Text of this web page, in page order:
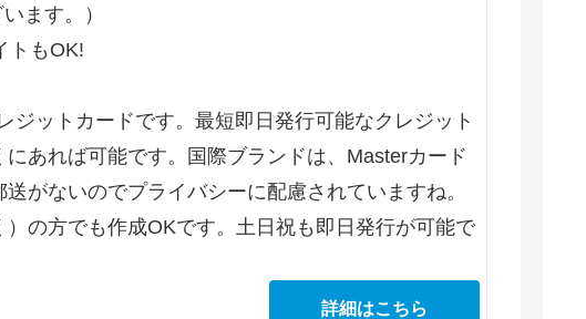
ます。）
トもOK!
ットカードです。最短即日発行可能なクレジット
あれば可能です。国際ブランドは、Masterカード
がないのでプライバシーに配慮されていますね。
の方でも作成OKです。土日祝も即日発行が可能で
詳細はこちら